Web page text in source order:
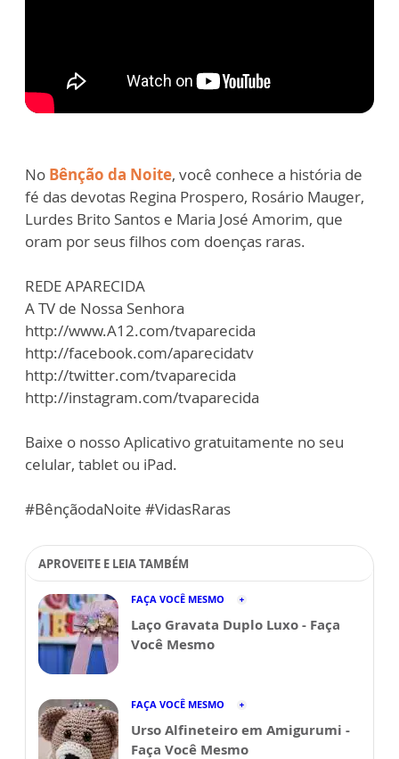
No Bênção da Noite, você conhece a história de
fé das devotas Regina Prospero, Rosário Mauger,
Lurdes Brito Santos e Maria José Amorim, que
oram por seus filhos com doenças raras.
REDE APARECIDA
A TV de Nossa Senhora
http://www.A12.com/tvaparecida
http://facebook.com/aparecidatv
http://twitter.com/tvaparecida
http://instagram.com/tvaparecida
Baixe o nosso Aplicativo gratuitamente no seu
celular, tablet ou iPad.
#BênçãodaNoite #VidasRaras
APROVEITE E LEIA TAMBÉM
FAÇA VOCÊ MESMO
Laço Gravata Duplo Luxo - Faça
Você Mesmo
FAÇA VOCÊ MESMO
Urso Alfineteiro em Amigurumi -
Faça Você Mesmo